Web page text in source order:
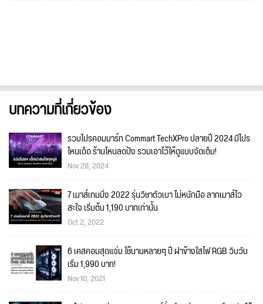
บทความที่เกี่ยวข้อง
รวมโปรคอมมาร์ท Commart TechXPro ปลายปี 2024 มีโปร
ไหนเด็ด ร้านไหนลดปัง รวมเอาไว้ให้ดูแบบจัดเต็ม!
Nov 28, 2024
7 เมาส์เกมมิ่ง 2022 รุ่นวิชาตัวเบา ไม่หนักมือ ลากเมาส์ไว
สะใจ เริ่มต้น 1,190 บาทเท่านั้น
Oct 2, 2022
6 เคสคอมสุดแจ่ม ใช้นานหลายๆ ปี ฝาข้างใสไฟ RGB วิบวับ
เริ่ม 1,990 บาท!
Nov 10, 2021